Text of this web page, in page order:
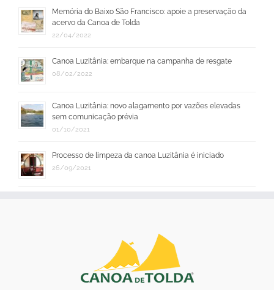
Memória do Baixo São Francisco: apoie a preservação da
acervo da Canoa de Tolda
22/04/2022
Canoa Luzitânia: embarque na campanha de resgate
08/02/2022
Canoa Luzitânia: novo alagamento por vazões elevadas
sem comunicação prévia
01/10/2021
Processo de limpeza da canoa Luzitânia é iniciado
26/09/2021